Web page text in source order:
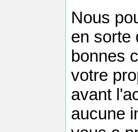
Nous
en sorte
bonnes
votre
avant
aucune